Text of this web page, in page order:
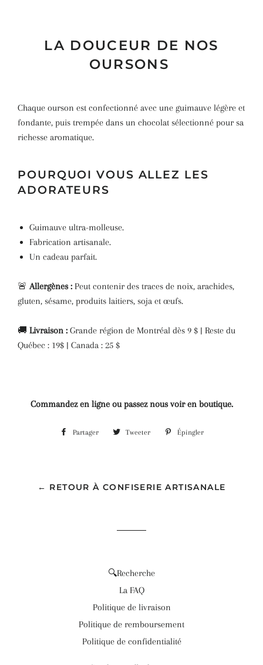
LA DOUCEUR DE NOS
OURSONS
Chaque ourson est confectionné avec une guimauve légère et
fondante, puis trempée dans un chocolat sélectionné pour sa
richesse aromatique.
POURQUOI VOUS ALLEZ LES
ADORATEURS
Guimauve ultra-molleuse.
Fabrication artisanale.
Un cadeau parfait.
🚨 Allergènes : Peut contenir des traces de noix, arachides,
gluten, sésame, produits laitiers, soja et œufs.
🚚 Livraison : Grande région de Montréal dès 9 $ | Reste du
Québec : 19$ | Canada : 25 $
Commandez en ligne ou passez nous voir en boutique.
Partager PartagerTweeter TweeterÉpingler
← RETOUR À CONFISERIE ARTISANALE
🔍Recherche
La FAQ
Politique de livraison
Politique de remboursement
Politique de confidentialité